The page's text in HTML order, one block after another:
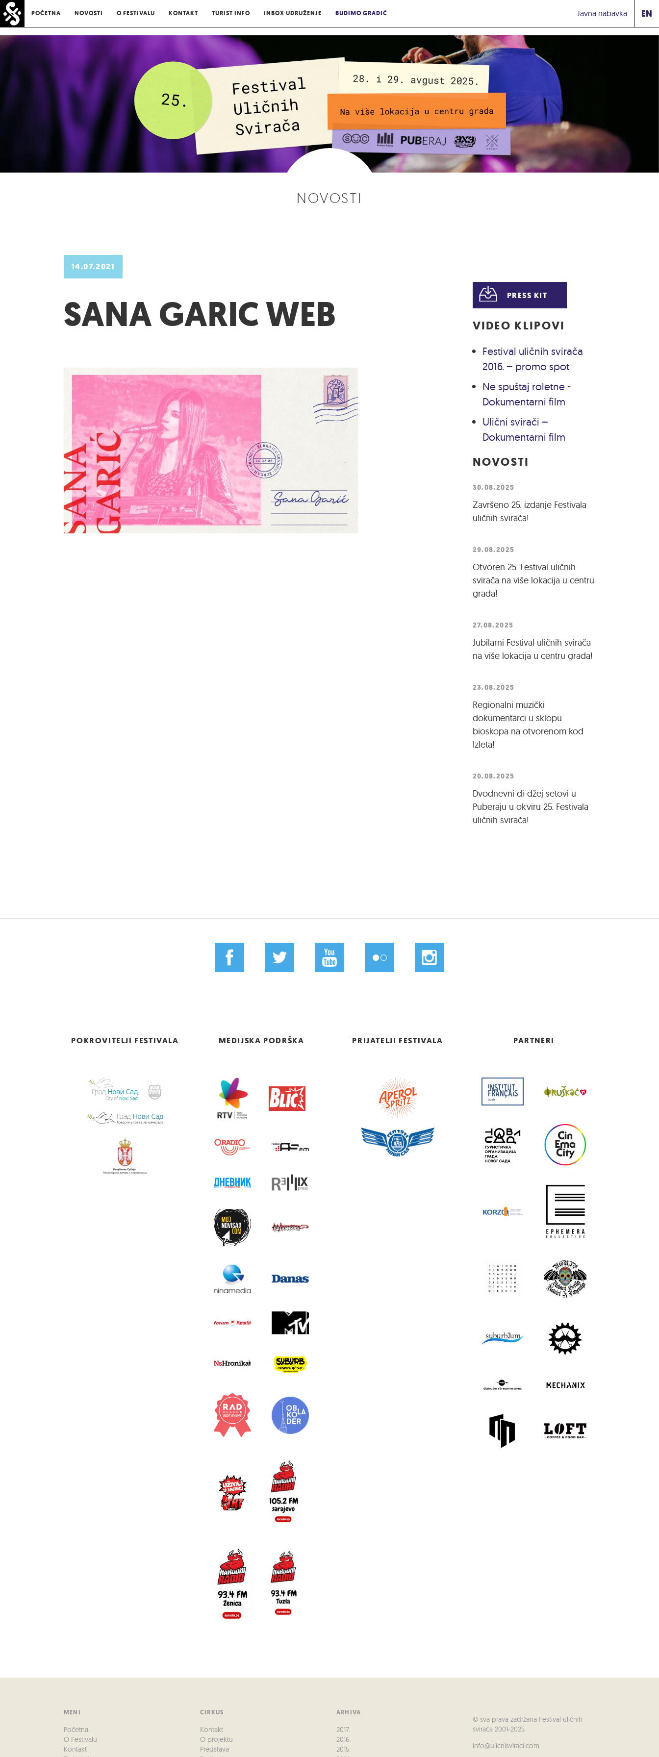
POČETNA NOVOSTI O FESTIVALU KONTAKT TURIST INFO INBOX UDRUŽENJE BUDIMO GRADIĆ EN
Javna nabavka
NOVOSTI
14.07.2021
SANA GARIC WEB PRESS KIT
VIDEO KLIPOVI
Festival uličnih svirača
2016. – promo spot
Ne spuštaj roletne -
Dokumentarni film
Ulični svirači –
Dokumentarni film
NOVOSTI
30.08.2025
Završeno 25. izdanje Festivala
uličnih svirača!
29.08.2025
Otvoren 25. Festival uličnih
svirača na više lokacija u centru
grada!
27.08.2025
Jubilarni Festival uličnih svirača
na više lokacija u centru grada!
23.08.2025
Regionalni muzički
dokumentarci u sklopu
bioskopa na otvorenom kod
Izleta!
20.08.2025
Dvodnevni di-džej setovi u
Puberaju u okviru 25. Festivala
uličnih svirača!
POKROVITELJI FESTIVALA MEDIJSKA PODRŠKA PRIJATELJI FESTIVALA PARTNERI
MENI
Početna
O Festivalu
Kontakt
CIRKUS
Kontakt
O projektu
Predstava
ARHIVA
2017.
2016.
2015.
© sva prava zadržana Festival uličnih
svirača 2001-2025
info@ulicnisviraci.com